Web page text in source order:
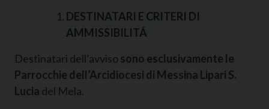
DESTINATARI E CRITERI DI
AMMISSIBILITÁ
Destinatari dell’avviso sono esclusivamente le
Parrocchie dell’Arcidiocesi di Messina Lipari S.
Lucia del Mela.